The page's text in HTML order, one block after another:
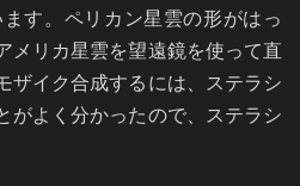
す。ペリカン星雲の形がはっ
メリカ星雲を望遠鏡を使って直
ザイク合成するには、ステラシ
がよく分かったので、ステラシ